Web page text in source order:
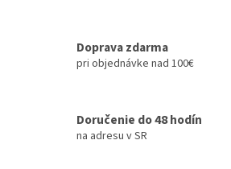
Doprava zdarma
pri objednávke nad 100€
Doručenie do 48 hodín
na adresu v SR